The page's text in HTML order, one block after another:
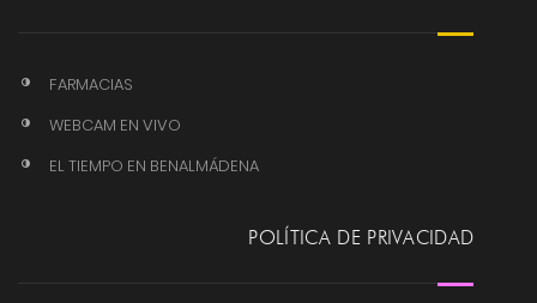
FARMACIAS
WEBCAM EN VIVO
EL TIEMPO EN BENALMÁDENA
POLÍTICA DE PRIVACIDAD